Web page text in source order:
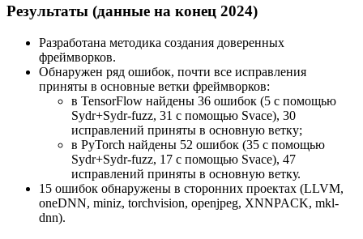
Результаты (данные на конец 2024)
Разработана методика создания доверенных
фреймворков.
Обнаружен ряд ошибок, почти все исправления
приняты в основные ветки фреймворков:
в TensorFlow найдены 36 ошибок (5 с помощью
Sydr+Sydr-fuzz, 31 с помощью Svace), 30
исправлений приняты в основную ветку;
в PyTorch найдены 52 ошибок (35 с помощью
Sydr+Sydr-fuzz, 17 с помощью Svace), 47
исправлений приняты в основную ветку.
15 ошибок обнаружены в сторонних проектах (LLVM,
oneDNN, miniz, torchvision, openjpeg, XNNPACK, mkl-
dnn).